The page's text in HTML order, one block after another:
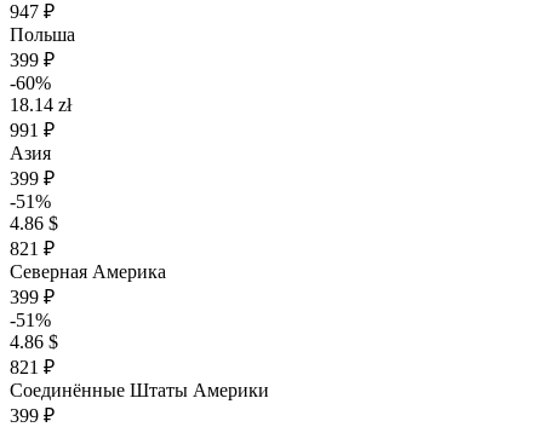
947 ₽
Польша
399 ₽
-60%
18.14 zł
991 ₽
Азия
399 ₽
-51%
4.86 $
821 ₽
Северная Америка
399 ₽
-51%
4.86 $
821 ₽
Соединённые Штаты Америки
399 ₽